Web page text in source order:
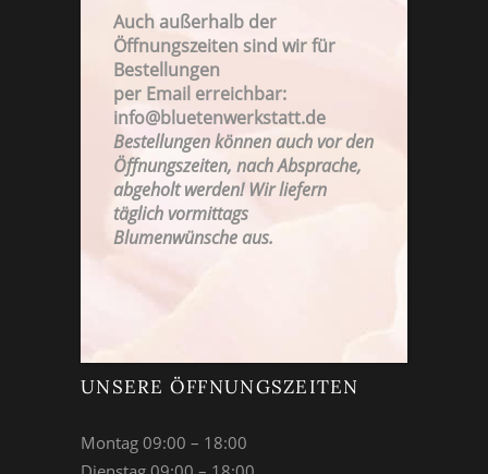
FAMILIENBETRIEB SEIT 1923
UNSERE ÖFFNUNGSZEITEN
Montag 09:00 – 18:00
Auch außerhalb der
Öffnungszeiten sind wir für
Bestellungen
per Email erreichbar:
info@bluetenwerkstatt.de
Bestellungen können auch vor den
Öffnungszeiten, nach Absprache,
abgeholt werden! Wir liefern
täglich vormittags
Blumenwünsche aus.